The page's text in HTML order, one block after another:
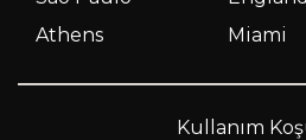
Athens
Miami
Kullanım